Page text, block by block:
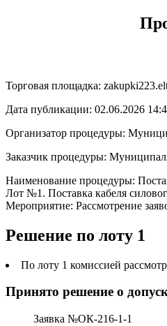
Торговая площадка:
Дата публикации: 02.06.2026
Организатор процедуры:
Заказчик процедуры:
Наименование процедуры:
Лот №1. Поставка кабеля
Мероприятие: Рассмотрение
Решение по лоту 1
По лоту 1 комиссией
Принято решение о
Заявка №ОК-216-1-1